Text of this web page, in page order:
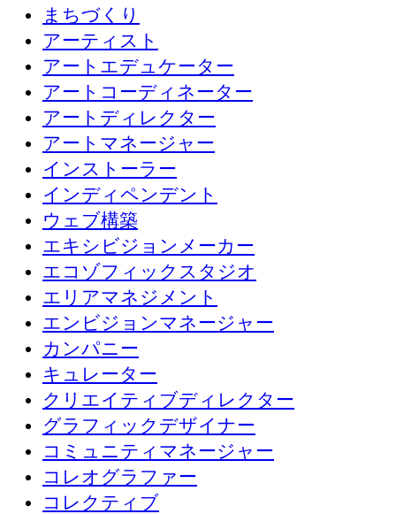
まちづくり
アーティスト
アートエデュケーター
アートコーディネーター
アートディレクター
アートマネージャー
インストーラー
インディペンデント
ウェブ構築
エキシビジョンメーカー
エコゾフィックスタジオ
エリアマネジメント
エンビジョンマネージャー
カンパニー
キュレーター
クリエイティブディレクター
グラフィックデザイナー
コミュニティマネージャー
コレオグラファー
コレクティブ